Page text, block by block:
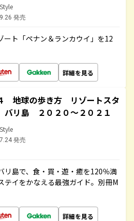
発売
ート「ペナン＆ランカウイ」を12
詳細を見る
地球の歩き方 リゾートスタ
リ島 ２０２０～２０２１
発売
リ島で、食・買・遊・癒を120％満
イをかなえる最強ガイド。別冊M
詳細を見る